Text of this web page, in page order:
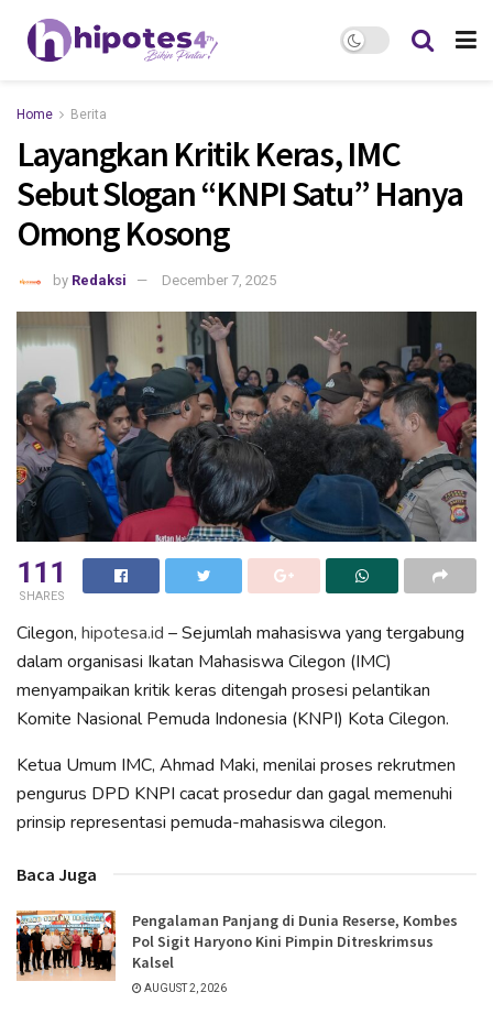
Home Berita
Layangkan Kritik Keras, IMC
Sebut Slogan “KNPI Satu” Hanya
Omong Kosong
by Redaksi December 7, 2025
111
SHARES
Cilegon, hipotesa.id – Sejumlah mahasiswa yang tergabung
dalam organisasi Ikatan Mahasiswa Cilegon (IMC)
menyampaikan kritik keras ditengah prosesi pelantikan
Komite Nasional Pemuda Indonesia (KNPI) Kota Cilegon.
Ketua Umum IMC, Ahmad Maki, menilai proses rekrutmen
pengurus DPD KNPI cacat prosedur dan gagal memenuhi
prinsip representasi pemuda-mahasiswa cilegon.
Baca Juga
Pengalaman Panjang di Dunia Reserse, Kombes
Pol Sigit Haryono Kini Pimpin Ditreskrimsus
Kalsel
AUGUST 2, 2026